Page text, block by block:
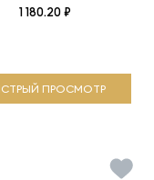
1 180.20 ₽
ПРОСМОТР